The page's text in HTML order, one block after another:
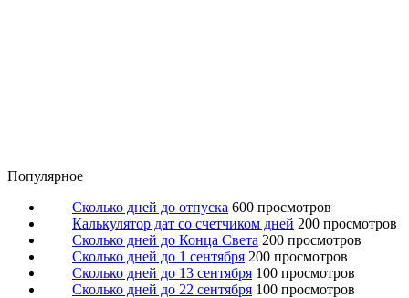
Популярное
Сколько дней до отпуска 600 просмотров
Калькулятор дат со счетчиком дней 200 просмотров
Сколько дней до Конца Света 200 просмотров
Сколько дней до 1 сентября 200 просмотров
Сколько дней до 13 сентября 100 просмотров
Сколько дней до 22 сентября 100 просмотров